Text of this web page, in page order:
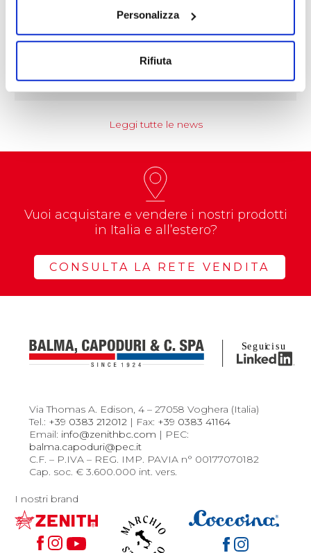
Personalizza
Rifiuta
Coccoina protagonista di un progetto
Prenderà il via nel corso dell’anno…
Leggi tutte le news
Vuoi acquistare e vendere i nostri prodotti
in Italia e all’estero?
CONSULTA LA RETE VENDITA
Via Thomas A. Edison, 4 – 27058 Voghera (Italia)
Tel.: +39 0383 212012 | Fax: +39 0383 41164
Email: info@zenithbc.com | PEC:
balma.capoduri@pec.it
C.F. – P.IVA – REG. IMP. PAVIA n° 00177070182
Cap. soc. € 3.600.000 int. vers.
I nostri brand